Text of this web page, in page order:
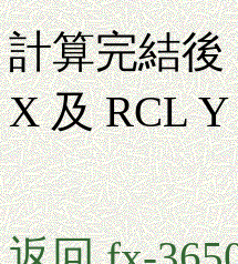
計算完結後
X 及 RCL